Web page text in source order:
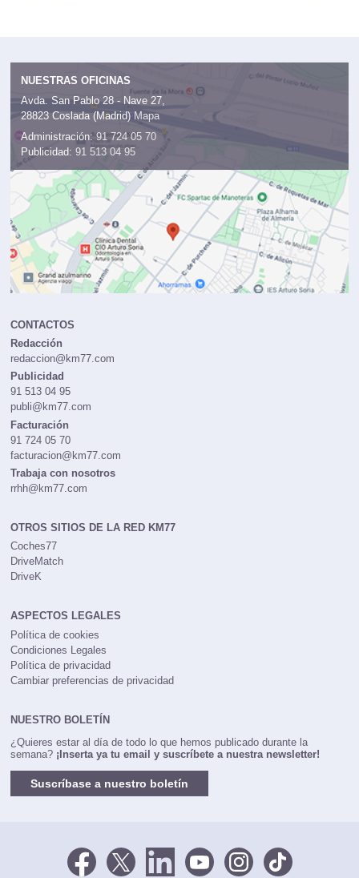
NUESTRAS OFICINAS
Avda. San Pablo 28 - Nave 27,
28823 Coslada (Madrid) Mapa
Administración: 91 724 05 70
Publicidad: 91 513 04 95
CONTACTOS
Redacción
redaccion@km77.com
Publicidad
91 513 04 95
publi@km77.com
Facturación
91 724 05 70
facturacion@km77.com
Trabaja con nosotros
rrhh@km77.com
OTROS SITIOS DE LA RED KM77
Coches77
DriveMatch
DriveK
ASPECTOS LEGALES
Política de cookies
Condiciones Legales
Política de privacidad
Cambiar preferencias de privacidad
NUESTRO BOLETÍN
¿Quieres estar al día de todo lo que hemos publicado durante la
semana? ¡Inserta ya tu email y suscríbete a nuestra newsletter!
Suscríbase a nuestro boletín